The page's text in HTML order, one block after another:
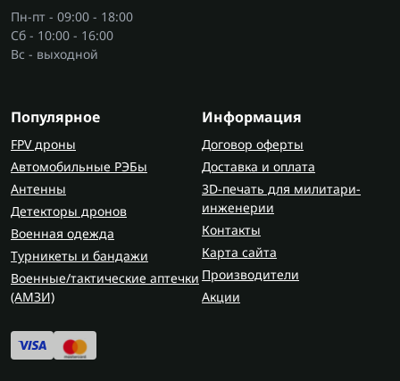
Пн-пт - 09:00 - 18:00
Сб - 10:00 - 16:00
Вс - выходной
Популярное
FPV дроны
Автомобильные РЭБы
Антенны
Детекторы дронов
Военная одежда
Турникеты и бандажи
Военные/тактические аптечки
(AMЗИ)
Информация
Договор оферты
Доставка и оплата
3D-печать для милитари-
инженерии
Контакты
Карта сайта
Производители
Акции